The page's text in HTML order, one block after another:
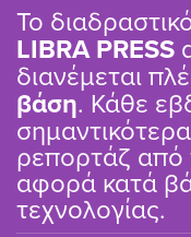
Το
LIBRA PRESS
διανέμεται
βάση. Κάθε
ρεπορτάζ
αφορά κατά
τεχνολογίας.